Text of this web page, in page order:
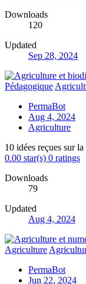
Downloads
120
Updated
Sep 28, 2024
Pédagogique
PermaBot
Aug 4, 2024
Agriculture
10 idées reçues sur
0.00 star(s) 0 ratings
Downloads
79
Updated
Aug 4, 2024
Agriculture
PermaBot
Jun 22, 2024